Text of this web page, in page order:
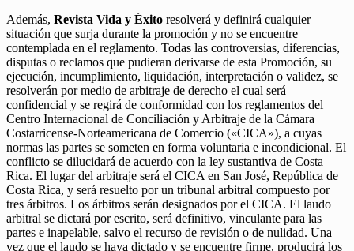
Además, Revista Vida y Éxito resolverá y definirá cualquier
situación que surja durante la promoción y no se encuentre
contemplada en el reglamento. Todas las controversias, diferencias,
disputas o reclamos que pudieran derivarse de esta Promoción, su
ejecución, incumplimiento, liquidación, interpretación o validez, se
resolverán por medio de arbitraje de derecho el cual será
confidencial y se regirá de conformidad con los reglamentos del
Centro Internacional de Conciliación y Arbitraje de la Cámara
Costarricense-Norteamericana de Comercio («CICA»), a cuyas
normas las partes se someten en forma voluntaria e incondicional. El
conflicto se dilucidará de acuerdo con la ley sustantiva de Costa
Rica. El lugar del arbitraje será el CICA en San José, República de
Costa Rica, y será resuelto por un tribunal arbitral compuesto por
tres árbitros. Los árbitros serán designados por el CICA. El laudo
arbitral se dictará por escrito, será definitivo, vinculante para las
partes e inapelable, salvo el recurso de revisión o de nulidad. Una
vez que el laudo se haya dictado y se encuentre firme, producirá los